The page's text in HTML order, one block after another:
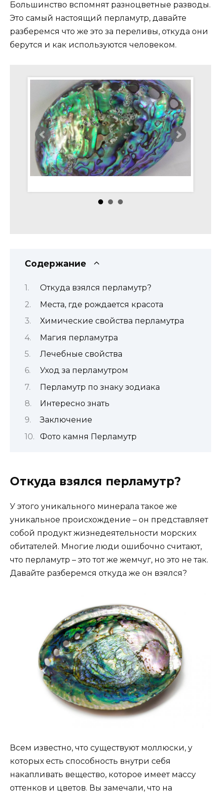
Большинство вспомнят разноцветные разводы.
Это самый настоящий перламутр, давайте
разберемся что же это за переливы, откуда они
берутся и как используются человеком.
Содержание
Откуда взялся перламутр?
Места, где рождается красота
Химические свойства перламутра
Магия перламутра
Лечебные свойства
Уход за перламутром
Перламутр по знаку зодиака
Интересно знать
Заключение
Фото камня Перламутр
Откуда взялся перламутр?
У этого уникального минерала такое же
уникальное происхождение – он представляет
собой продукт жизнедеятельности морских
обитателей. Многие люди ошибочно считают,
что перламутр – это тот же жемчуг, но это не так.
Давайте разберемся откуда же он взялся?
Всем известно, что существуют моллюски, у
которых есть способность внутри себя
накапливать вещество, которое имеет массу
оттенков и цветов. Вы замечали, что на